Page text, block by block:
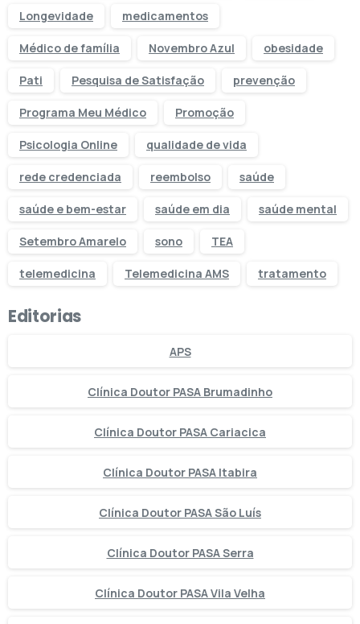
Longevidade medicamentos
Médico de família Novembro Azul obesidade
Pati Pesquisa de Satisfação prevenção
Programa Meu Médico Promoção
Psicologia Online qualidade de vida
rede credenciada reembolso saúde
saúde e bem-estar saúde em dia saúde mental
Setembro Amarelo sono TEA
telemedicina Telemedicina AMS tratamento
Editorias
APS
Clínica Doutor PASA Brumadinho
Clínica Doutor PASA Cariacica
Clínica Doutor PASA Itabira
Clínica Doutor PASA São Luís
Clínica Doutor PASA Serra
Clínica Doutor PASA Vila Velha